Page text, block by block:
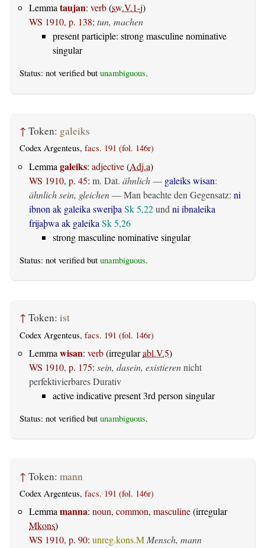
Lemmataujan: verb(sw.V.1-j)
WS 1910, p. 138: tun, machen
present participle: strong masculine nominative
singular
Status: not verified but unambiguous.
↑ Token: galeiks
Codex Argenteus, facs. 191 (fol. 146r)
Lemma galeiks: adjective(Adj.a)
WS 1910, p. 45: m. Dat. ähnlich— galeiks wisan:
ähnlich sein, gleichen— Man beachte den Gegensatz: ni
ibnon ak galeika sweriþa Sk 5,22und ni ibnaleika
frijaþwa ak galeika Sk 5,26
strong masculine nominative singular
Status: not verified but unambiguous.
↑ Token: ist
Codex Argenteus, facs. 191 (fol. 146r)
Lemma wisan: verb(irregularabl.V.5)
WS 1910, p. 175: sein, dasein, existierennicht
perfektivierbares Durativ
active indicative present 3rd person singular
Status: not verified but unambiguous.
↑ Token: mann
Codex Argenteus, facs. 191 (fol. 146r)
Lemmamanna: noun, common, masculine(irregular
Mkons)
WS 1910, p. 90: unreg.kons.MMensch, mann